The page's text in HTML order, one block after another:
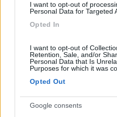
I want to opt-out of
Personal Data for Targeted
Opted In
I want to opt-out of
Retention, Sale, and/or
Personal Data that Is
Purposes for which it was
Opted Out
Google consents
tutto il giorno e noi
Caratteristiche
Chiara Celeste
Un parcheggio, ok per
per dormirci con bimbi
niente ombra, quando ci